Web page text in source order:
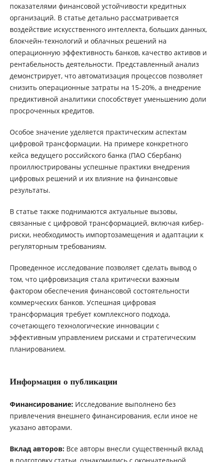
показателями финансовой устойчивости кредитных
организаций. В статье детально рассматривается
воздействие искусственного интеллекта, больших данных,
блокчейн-технологий и облачных решений на
операционную эффективность банков, качество активов и
рентабельность деятельности. Представленный анализ
демонстрирует, что автоматизация процессов позволяет
снизить операционные затраты на 15-20%, а внедрение
предиктивной аналитики способствует уменьшению доли
просроченных кредитов.
Особое значение уделяется практическим аспектам
цифровой трансформации. На примере конкретного
кейса ведущего российского банка (ПАО Сбербанк)
проиллюстрированы успешные практики внедрения
цифровых решений и их влияние на финансовые
результаты.
В статье также поднимаются актуальные вызовы,
связанные с цифровой трансформацией, включая кибер-
риски, необходимость импортозамещения и адаптации к
регуляторным требованиям.
Проведенное исследование позволяет сделать вывод о
том, что цифровизация стала критически важным
фактором обеспечения финансовой состоятельности
коммерческих банков. Успешная цифровая
трансформация требует комплексного подхода,
сочетающего технологические инновации с
эффективным управлением рисками и стратегическим
планированием.
Информация о публикации
Финансирование:Исследование выполнено без
привлечения внешнего финансирования, если иное не
указано авторами.
Вклад авторов:Все авторы внесли существенный вклад